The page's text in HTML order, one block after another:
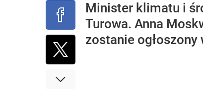
Minister klimatu i
Turowa. Anna
zostanie